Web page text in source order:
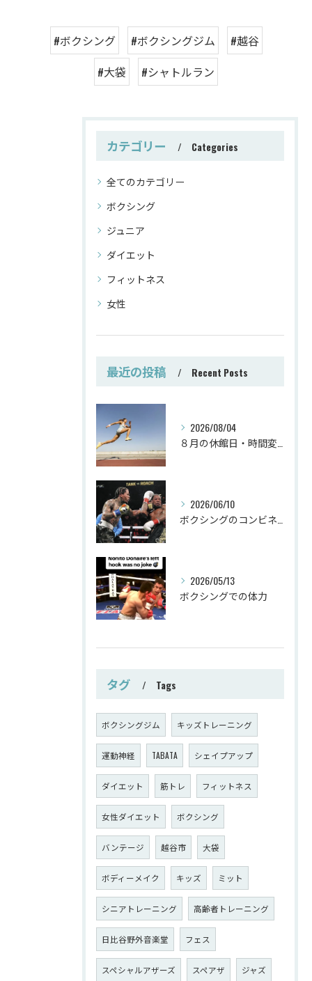
#ボクシング #ボクシングジム
#越谷
#大袋
#シャトルラン
カテゴリー Categories
全てのカテゴリー
ボクシング
ジュニア
ダイエット
フィットネス
女性
最近の投稿 Recent Posts
2026/08/04
2026/06/10
2026/05/13
ボクシングでの体力
タグ Tags
ボクシングジム キッズトレーニング
運動神経 TABATA シェイプアップ
ダイエット 筋トレ フィットネス
女性ダイエット ボクシング
バンテージ 越谷市 大袋
ボディーメイク キッズ ミット
シニアトレーニング 高齢者トレーニング
日比谷野外音楽堂 フェス
スペシャルアザーズ スペアザ ジャズ